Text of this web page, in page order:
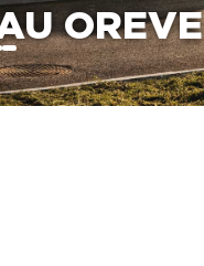
OREVE